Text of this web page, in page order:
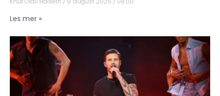
Les mer »